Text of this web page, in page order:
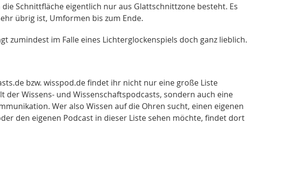
Schnittfläche eigentlich nur aus Glattschnittzone besteht. Es
übrig ist, Umformen bis zum Ende.
zumindest im Falle eines Lichterglockenspiels doch ganz lieblich.
bzw. wisspod.de findet ihr nicht nur eine große Liste
der Wissens- und Wissenschaftspodcasts, sondern auch eine
Wer also Wissen auf die Ohren sucht, einen eigenen
den eigenen Podcast in dieser Liste sehen möchte, findet dort